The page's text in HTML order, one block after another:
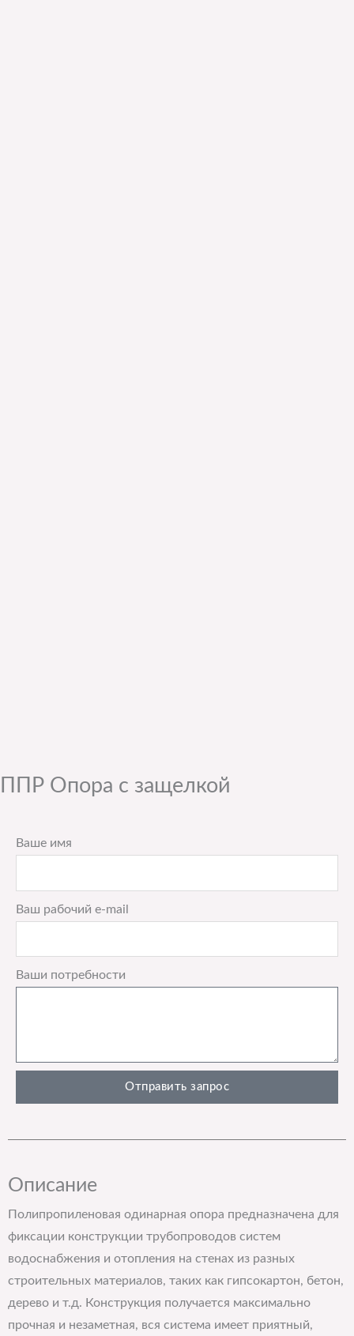
ППР Опора с защелкой
Ваше имя
Ваш рабочий e-mail
Ваши потребности
Отправить запрос
Описание
Полипропиленовая одинарная опора предназначена для
фиксации конструкции трубопроводов систем
водоснабжения и отопления на стенах из разных
строительных материалов, таких как гипсокартон, бетон,
дерево и т.д. Конструкция получается максимально
прочная и незаметная, вся система имеет приятный,